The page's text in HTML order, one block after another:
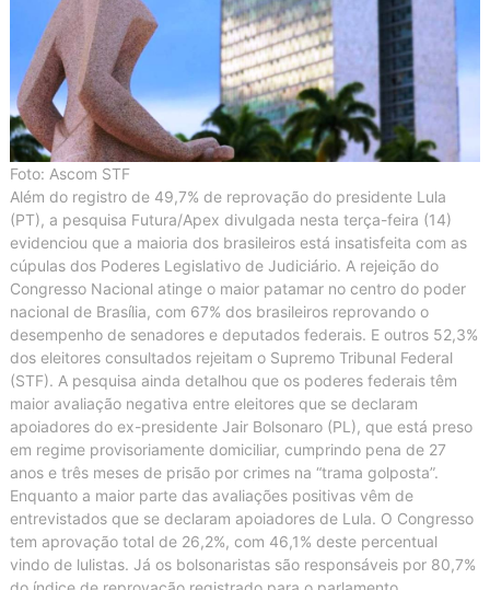
Foto: Ascom STF
Além do registro de 49,7% de reprovação do presidente Lula
(PT), a pesquisa Futura/Apex divulgada nesta terça-feira (14)
evidenciou que a maioria dos brasileiros está insatisfeita com as
cúpulas dos Poderes Legislativo de Judiciário. A rejeição do
Congresso Nacional atinge o maior patamar no centro do poder
nacional de Brasília, com 67% dos brasileiros reprovando o
desempenho de senadores e deputados federais. E outros 52,3%
dos eleitores consultados rejeitam o Supremo Tribunal Federal
(STF). A pesquisa ainda detalhou que os poderes federais têm
maior avaliação negativa entre eleitores que se declaram
apoiadores do ex-presidente Jair Bolsonaro (PL), que está preso
em regime provisoriamente domiciliar, cumprindo pena de 27
anos e três meses de prisão por crimes na “trama golposta”.
Enquanto a maior parte das avaliações positivas vêm de
entrevistados que se declaram apoiadores de Lula. O Congresso
tem aprovação total de 26,2%, com 46,1% deste percentual
vindo de lulistas. Já os bolsonaristas são responsáveis por 80,7%